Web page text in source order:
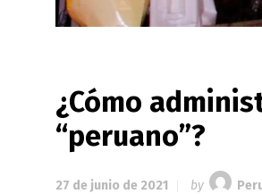
¿Cómo
“peruano”?
27 de junio de 2021 by